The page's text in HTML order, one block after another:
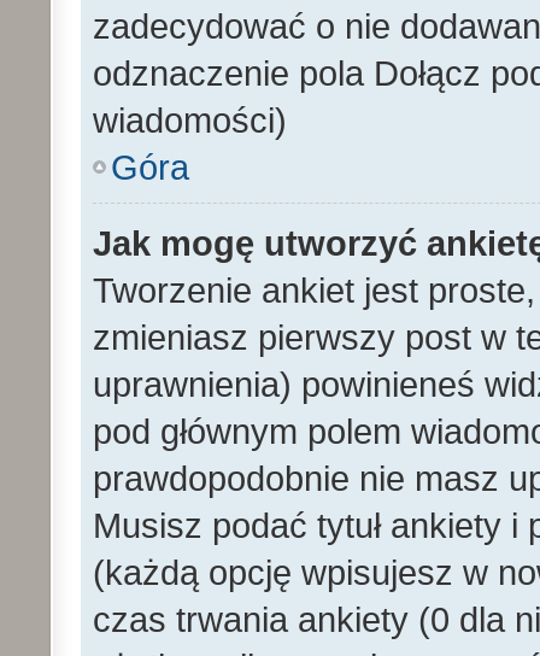
zadecydować o nie
odznaczenie pola Dołącz
wiadomości)
Góra
Jak mogę utworzyć
Tworzenie ankiet jest
zmieniasz pierwszy post w
uprawnienia) powinieneś
pod głównym polem
prawdopodobnie nie masz
Musisz podać tytuł ankiety
(każdą opcję wpisujesz w
czas trwania ankiety (0 dla